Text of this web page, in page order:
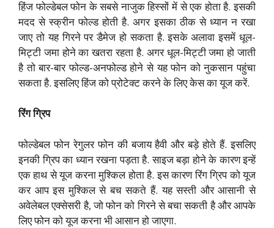
हिंज फोल्डेबल फोन के सबसे नाजुक हिस्सों में से एक होता है. इसकी
मदद से स्क्रीन फोल्ड होती है. अगर इसका ठीक से ध्यान न रखा
जाए तो यह गिरने पर डैमेज हो सकता है. इसके अलावा इसमें धूल-
मिट्टी जमा होने का खतरा रहता है. अगर धूल-मिट्टी जमा हो जाती
है तो बार-बार फोल्ड-अनफोल्ड होने से यह फोन को नुकसान पहुंचा
सकता है. इसलिए हिंज को प्रोटेक्ट करने के लिए केस का यूज करें.
रिंग ग्रिप
फोल्डेबल फोन रेगुलर फोन की बजाय हैवी और बड़े होते हैं. इसलिए
इनकी ग्रिप का ध्यान रखना पड़ता है. साइज बड़ा होने के कारण इन्हें
एक हाथ से यूज करना मुश्किल होता है. इस कारण रिंग ग्रिप को यूज
कर आप इस मुश्किल से बच सकते हैं. यह सस्ती और आसानी से
अवेलेबल एक्सेसरी है, जो फोन को गिरने से बचा सकती है और आपके
लिए फोन को यूज करना भी आसान हो जाएगा.